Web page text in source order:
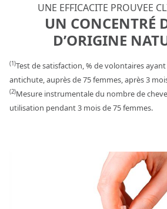
UNE EFFICACITE PROUVEE
UN CONCENTRÉ
D’ORIGINE
(1)Test de satisfaction, % de volontaires
antichute, auprès de 75 femmes, après 3
(2)Mesure instrumentale du nombre de
utilisation pendant 3 mois de 75 femmes.